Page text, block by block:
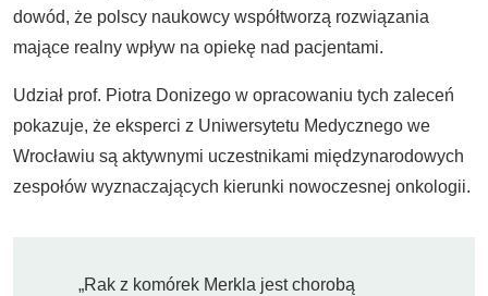
dowód, że polscy naukowcy współtworzą rozwiązania
mające realny wpływ na opiekę nad pacjentami.
Udział prof. Piotra Donizego w opracowaniu tych zaleceń
pokazuje, że eksperci z Uniwersytetu Medycznego we
Wrocławiu są aktywnymi uczestnikami międzynarodowych
zespołów wyznaczających kierunki nowoczesnej onkologii.
„Rak z komórek Merkla jest chorobą